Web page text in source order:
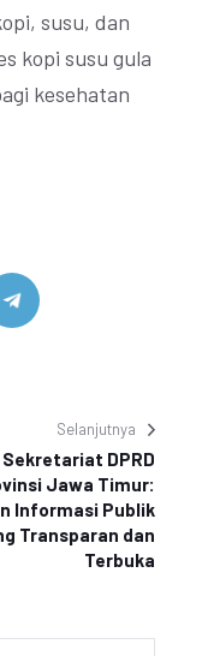
susu, dan
kopi susu gula
kesehatan
Selanjutnya
Sekretariat DPRD
Jawa Timur:
Informasi Publik
Transparan dan
Terbuka